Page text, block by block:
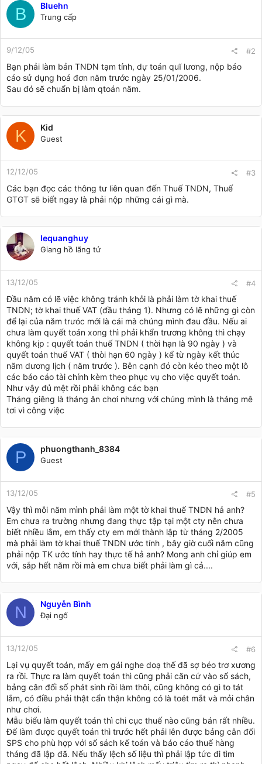
B Bluehn
Trung cấp
9/12/05 #2
Bạn phải làm bản TNDN tạm tính, dự toán quĩ lương, nộp báo
cáo sử dụng hoá đơn năm trước ngày 25/01/2006.
Sau đó sẽ chuẩn bị làm qtoán năm.
K Kid
Guest
12/12/05 #3
Các bạn đọc các thông tư liên quan đến Thuế TNDN, Thuế
GTGT sẽ biết ngay là phải nộp những cái gì mà.
lequanghuy
Giang hồ lãng tử
13/12/05 #4
Đầu năm có lẽ việc không tránh khỏi là phải làm tờ khai thuế
TNDN; tờ khai thuế VAT (đầu tháng 1). Nhưng có lẽ những gì còn
để lại của năm trưóc mới là cái mà chúng mình đau đầu. Nếu ai
chưa làm quyết toán xong thì phải khẩn trương không thì chạy
không kịp : quyết toán thuế TNDN ( thời hạn là 90 ngày ) và
quyết toán thuế VAT ( thòi hạn 60 ngày ) kể từ ngày kết thúc
năm dương lịch ( năm trước ). Bên cạnh đó còn kéo theo một lô
các báo cáo tài chính kèm theo phục vụ cho việc quyết toán.
Như vậy đủ mệt rồi phải không các bạn
Tháng giêng là tháng ăn chơi nhưng với chúng mình là tháng mê
tơi vì công việc
P phuongthanh_8384
Guest
13/12/05 #5
Vậy thì mỗi năm mình phải làm một tờ khai thuế TNDN hả anh?
Em chưa ra trường nhưng đang thực tập tại một cty nên chưa
biết nhiều lắm, em thấy cty em mới thành lập từ tháng 2/2005
mà phải làm tờ khai thuế TNDN ước tính , bây giờ cuối năm cũng
phải nộp TK ước tính hay thực tế hả anh? Mong anh chỉ giúp em
với, sắp hết năm rồi mà em chưa biết phải làm gì cả....
N Nguyễn Bình
Đại ngố
13/12/05 #6
Lại vụ quyết toán, mấy em gái nghe doạ thế đã sợ béo trơ xương
ra rồi. Thực ra làm quyết toán thì cũng phải căn cứ vào sổ sách,
bảng cân đối số phát sinh rồi làm thôi, cũng không có gì to tát
lắm, có điều phải thật cẩn thận không có là toét mắt và mỏi chân
như chơi.
Mẫu biểu làm quyết toán thì chi cục thuế nào cũng bán rất nhiều.
Để làm được quyết toán thì trước hết phải lên được bảng cân đối
SPS cho phù hợp với sổ sách kế toán và báo cáo thuế hàng
tháng đã lập đã. Nếu thấy lệch số liệu thì phải lập tức đi tìm